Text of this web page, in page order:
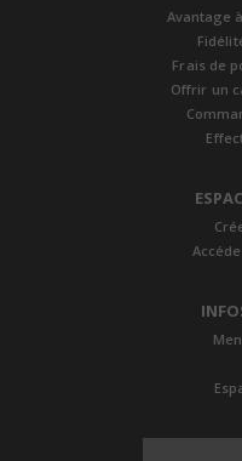
Avantage
Frais de
Offrir un